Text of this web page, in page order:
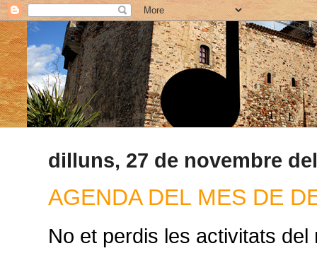
dilluns, 27 de novembre
AGENDA DEL MES DE
No et perdis les activitats